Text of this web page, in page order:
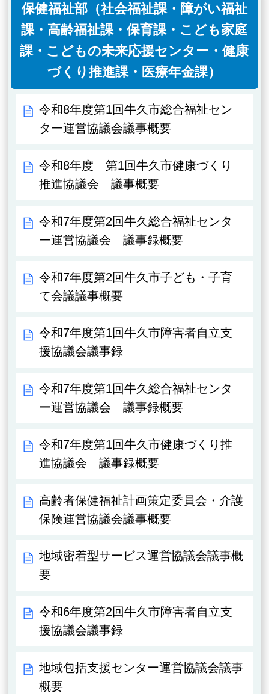
保健福祉部（社会福祉課・障がい福祉
課・高齢福祉課・保育課・こども家庭
課・こどもの未来応援センター・健康
づくり推進課・医療年金課）
令和8年度第1回牛久市総合福祉セン
ター運営協議会議事概要
令和8年度 第1回牛久市健康づくり
推進協議会 議事概要
令和7年度第2回牛久総合福祉センタ
ー運営協議会 議事録概要
令和7年度第2回牛久市子ども・子育
て会議議事概要
令和7年度第1回牛久市障害者自立支
援協議会議事録
令和7年度第1回牛久総合福祉センタ
ー運営協議会 議事録概要
令和7年度第1回牛久市健康づくり推
進協議会 議事録概要
高齢者保健福祉計画策定委員会・介護
保険運営協議会議事概要
地域密着型サービス運営協議会議事概
要
令和6年度第2回牛久市障害者自立支
援協議会議事録
地域包括支援センター運営協議会議事
概要